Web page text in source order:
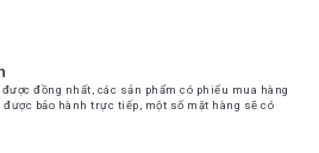
đồng nhất, các sản phẩm có phiếu mua hàng
được bảo hành trực tiếp, một số mặt hàng sẽ có